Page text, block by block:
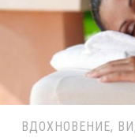
ВДОХНОВЕНИЕ,